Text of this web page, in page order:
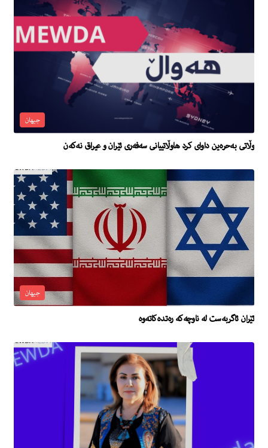
جیهان
وڵاتى به‌حره‌ین داوای كرد هاوڵاتییانى سه‌فه‌رى ئێران و عیراق نه‌كه‌ن
جیهان
ئێران ئاگربەست لە ناوچەکە رەتدەکاتەوە